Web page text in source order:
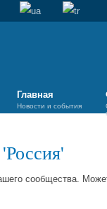
Главная
Новости и события
сообщества.